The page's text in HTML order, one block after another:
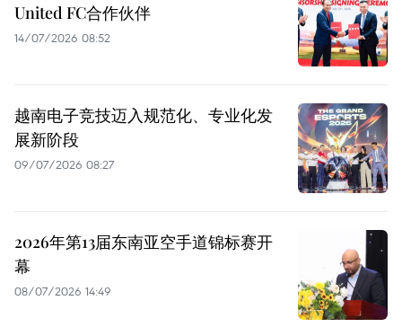
United FC合作伙伴
14/07/2026 08:52
越南电子竞技迈入规范化、专业化发
展新阶段
09/07/2026 08:27
2026年第13届东南亚空手道锦标赛开
幕
08/07/2026 14:49